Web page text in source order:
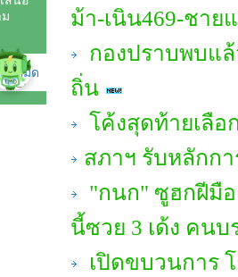
ม้า-เนิน469-ชาย
กองปราบพบแ
ถิ่น
โค้งสุดท้ายเลือ
สภาฯ รับหลักก
"กนก" ซูฮกฝีมือ
นี้ซวย 3 เด้ง คน
เปิดขบวนการ